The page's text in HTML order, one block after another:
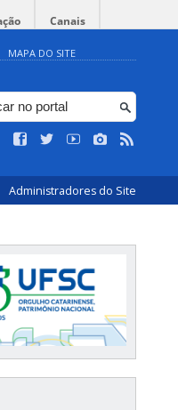
Canais
MAPA DO SITE
Administradores do Site